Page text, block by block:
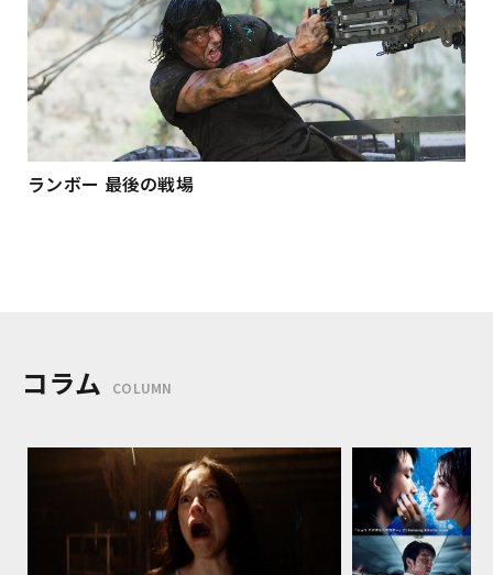
ランボー 最後の戦場
コラム COLUMN